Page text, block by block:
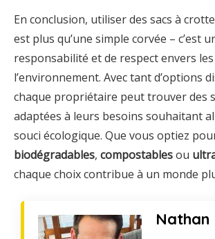
En conclusion, utiliser des sacs à
est plus qu’une simple corvée – c’est
responsabilité et de respect envers
l’environnement. Avec tant d’options
chaque propriétaire peut trouver des
adaptées à leurs besoins souhaitant
souci écologique. Que vous optiez
biodégradables, compostablesou
chaque choix contribue à un monde
Nathan